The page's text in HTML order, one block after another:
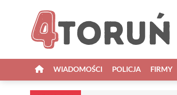
WIADOMOŚCI POLICJA FIRMY